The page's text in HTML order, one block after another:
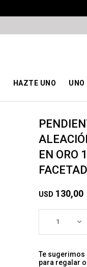
HAZTE UNO UNO
EN ORO
USD 130,00
1
Te sugerimos
para regalar